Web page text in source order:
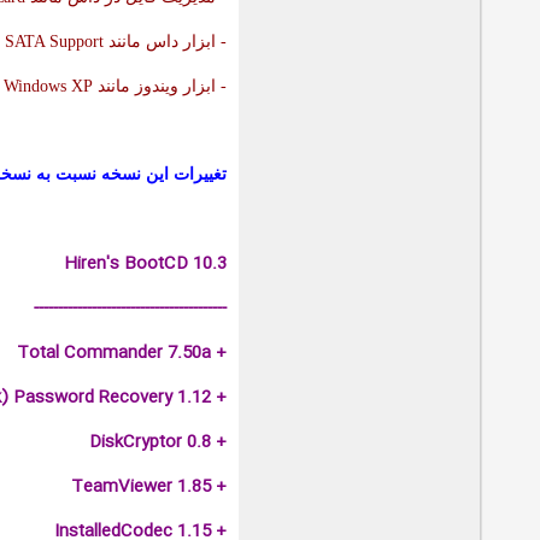
- ابزار داس مانندSATA Support
- ابزار ویندوز مانندXP
تغییرات این نسخه نسبت به نسخه
Hiren's BootCD 10.3
----------------------------------------
+ Total Commander 7.50a
+ PST (Outlook) Password Recovery 1.12
+ DiskCryptor 0.8
+ TeamViewer 1.85
+ InstalledCodec 1.15